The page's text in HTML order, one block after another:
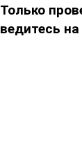
Только
ведитесь